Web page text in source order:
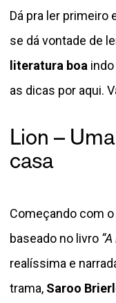
Dá pra ler primeiro
se dá vontade de
literatura boa
as dicas por aqui.
Lion –
casa
Começando com
baseado no livro
realíssima e
trama, Saroo